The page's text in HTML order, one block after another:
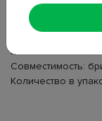
Тип: сменные
Пол: для мужчин;
Количество лезвий:
Совместимость:
Количество в